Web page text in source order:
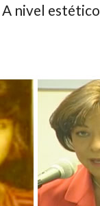
nivel